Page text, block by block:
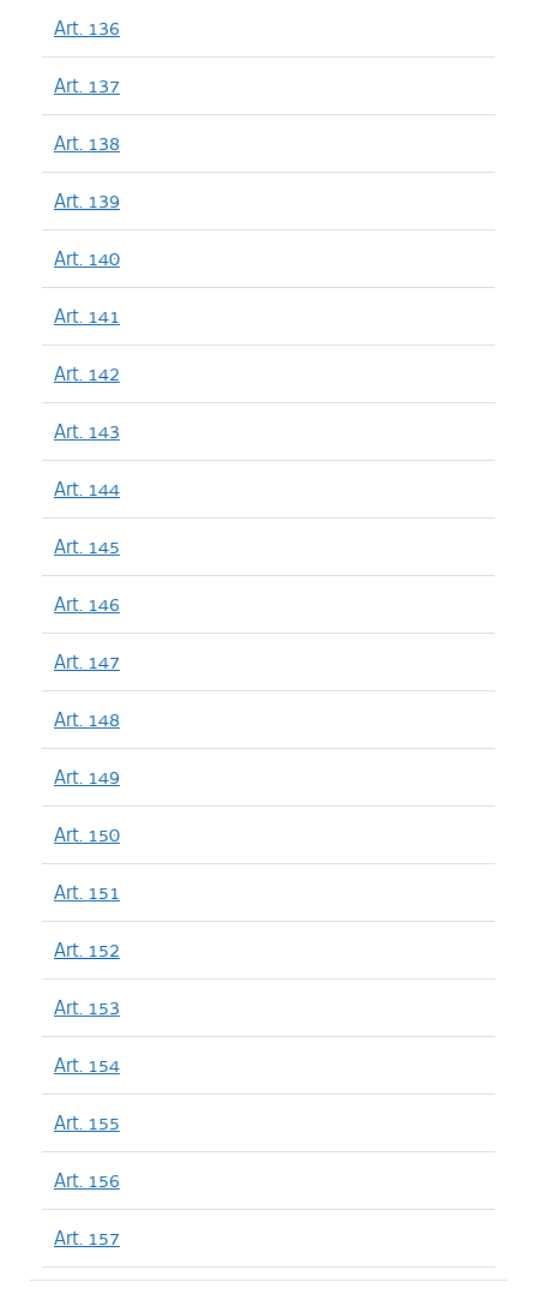
Art. 136
Art. 137
Art. 138
Art. 139
Art. 140
Art. 141
Art. 142
Art. 143
Art. 144
Art. 145
Art. 146
Art. 147
Art. 148
Art. 149
Art. 150
Art. 151
Art. 152
Art. 153
Art. 154
Art. 155
Art. 156
Art. 157